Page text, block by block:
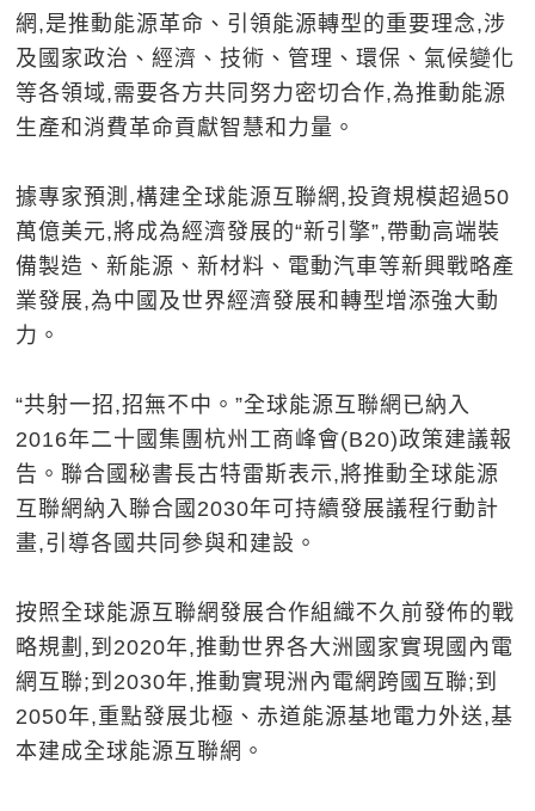
網,是推動能源革命、引領能源轉型的重要理念,涉
及國家政治、經濟、技術、管理、環保、氣候變化
等各領域,需要各方共同努力密切合作,為推動能源
生產和消費革命貢獻智慧和力量。
據專家預測,構建全球能源互聯網,投資規模超過50
萬億美元,將成為經濟發展的“新引擎”,帶動高端裝
備製造、新能源、新材料、電動汽車等新興戰略產
業發展,為中國及世界經濟發展和轉型增添強大動
力。
“共射一招,招無不中。”全球能源互聯網已納入
2016年二十國集團杭州工商峰會(B20)政策建議報
告。聯合國秘書長古特雷斯表示,將推動全球能源
互聯網納入聯合國2030年可持續發展議程行動計
畫,引導各國共同參與和建設。
按照全球能源互聯網發展合作組織不久前發佈的戰
略規劃,到2020年,推動世界各大洲國家實現國內電
網互聯;到2030年,推動實現洲內電網跨國互聯;到
2050年,重點發展北極、赤道能源基地電力外送,基
本建成全球能源互聯網。